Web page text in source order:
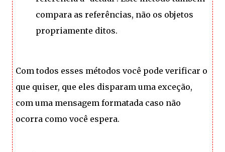
compara as referências, não os objetos
propriamente ditos.
Com todos esses métodos você pode verificar o
que quiser, que eles disparam uma exceção,
com uma mensagem formatada caso não
ocorra como você espera.